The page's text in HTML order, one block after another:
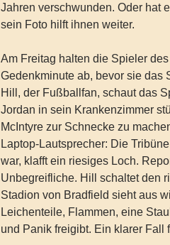
Jahren verschwunden. Oder hat
sein Foto hilft ihnen weiter.
Am Freitag halten die Spieler
Gedenkminute ab, bevor sie das
Hill, der Fußballfan, schaut das
Jordan in sein Krankenzimmer
McIntyre zur Schnecke zu
Laptop-Lautsprecher: Die
war, klafft ein riesiges Loch.
Unbegreifliche. Hill schaltet den
Stadion von Bradfield sieht aus
Leichenteile, Flammen, eine
und Panik freigibt. Ein klarer Fall